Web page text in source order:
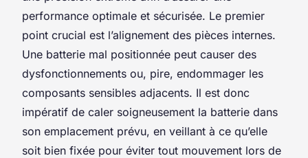
performance optimale et sécurisée. Le premier
point crucial est l’alignement des pièces internes.
Une batterie mal positionnée peut causer des
dysfonctionnements ou, pire, endommager les
composants sensibles adjacents. Il est donc
impératif de caler soigneusement la batterie dans
son emplacement prévu, en veillant à ce qu’elle
soit bien fixée pour éviter tout mouvement lors de